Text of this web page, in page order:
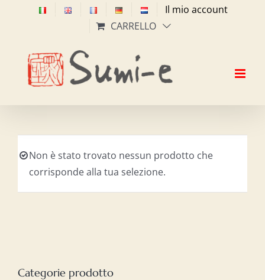
Il mio account
CARRELLO
Non è stato trovato nessun prodotto che
corrisponde alla tua selezione.
Categorie prodotto